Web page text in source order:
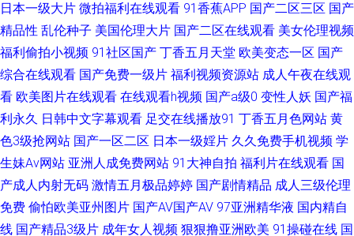
国产操逼在线 亚洲男人天堂网 福利小视频 成人午夜福利影院 国内九九亚 国
产第108页 成人超踫 黄色小视频APP 久草福利小视频 草莓视频在线播放 国
产精品免费网站 美女91视频 青青青青青操 亚洲视屏 91香蕉网 超碰自拍p 国
产熟女露脸 蜜桃三四五区 日本成人A片网 天天日夜夜肏 亚洲视频天堂 91蜜
臀久久 91在线导航 www91社 国产熟女91熟女 久草视频在资源线 美女含羞
草 欧美人妖射精 欧洲高清va 午夜福利0855 伊人影院能玩av 91色色网址 av
日本一级大片 微拍福利在线观看 91香蕉APP 国产二区三区 国产
精品性 乱伦种子 美国伦理大片 国产二区在线观看 美女伦理视频
福利偷拍小视频 91社区国产 丁香五月天堂 欧美变态一区 国产
综合在线观看 国产免费一级片 福利视频资源站 成人午夜在线观
看 欧美图片在线观看 在线观看h视频 国产a级0 变性人妖 国产福
利永久 日韩中文字幕观看 足交在线播放91 丁香五月色网站 黄
色3级抢网站 国产一区二区 日本一级婬片 久久免费手机视频 学
生妹Av网站 亚洲人成免费网站 91大神自拍 福利片在线观看 国
产成人内射无码 激情五月极品婷婷 国产剧情精品 成人三级伦理
免费 偷怕欧美亚州图片 国产AV国产AV 97亚洲精华液 国内精自
线 国产精品3级片 成年女人视频 狠狠撸亚洲欧美 91操碰在线 国